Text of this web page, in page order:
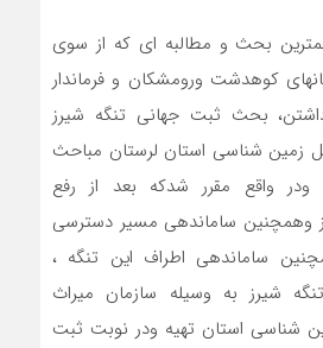
بحث و مطالبه ای که از سوی
کوهدشت ورومشکان و فرماندار
بحث ثبت جهانی تنگه شیرز
زمین شناسی استان لرستان مباحث
واقع مقرر شدکه بعد از رفع
وهمچنین ساماندهی مسیر دسترسی
ساماندهی اطراف این تنگه ،
شیرز به وسیله سازمان میراث
شناسی استان تهیه ودر نوبت ثبت